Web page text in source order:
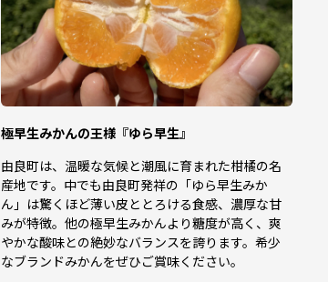
極早生みかんの王様『ゆら早生』
由良町は、温暖な気候と潮風に育まれた柑橘の名
産地です。中でも由良町発祥の「ゆら早生みか
ん」は驚くほど薄い皮ととろける食感、濃厚な甘
みが特徴。他の極早生みかんより糖度が高く、爽
やかな酸味との絶妙なバランスを誇ります。希少
なブランドみかんをぜひご賞味ください。